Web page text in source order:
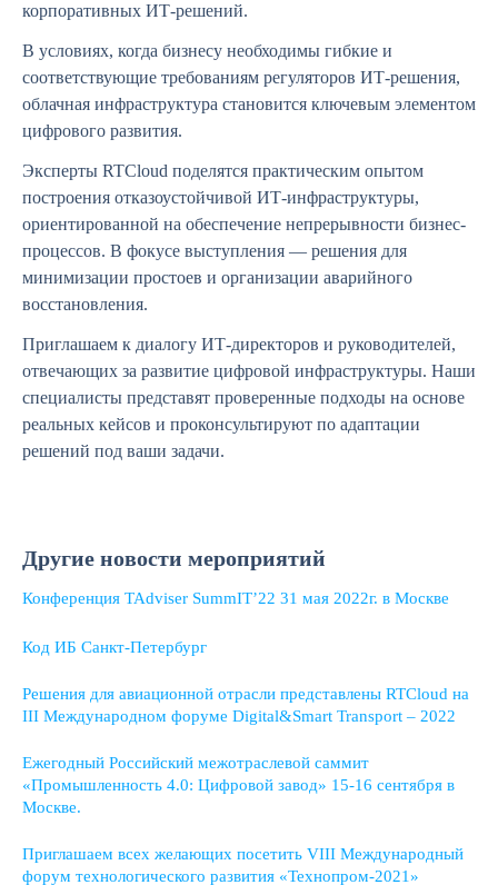
корпоративных ИТ-решений.
В условиях, когда бизнесу необходимы гибкие и
соответствующие требованиям регуляторов ИТ-решения,
облачная инфраструктура становится ключевым элементом
цифрового развития.
Эксперты RTCloud поделятся практическим опытом
построения отказоустойчивой ИТ-инфраструктуры,
ориентированной на обеспечение непрерывности бизнес-
процессов. В фокусе выступления — решения для
минимизации простоев и организации аварийного
восстановления.
Приглашаем к диалогу ИТ-директоров и руководителей,
отвечающих за развитие цифровой инфраструктуры. Наши
специалисты представят проверенные подходы на основе
реальных кейсов и проконсультируют по адаптации
решений под ваши задачи.
Другие новости мероприятий
Конференция TAdviser SummIT’22 31 мая 2022г. в Москве
Код ИБ Санкт-Петербург
Решения для авиационной отрасли представлены RTCloud на
III Международном форуме Digital&Smart Transport – 2022
Ежегодный Российский межотраслевой саммит
«Промышленность 4.0: Цифровой завод» 15-16 сентября в
Москве.
Приглашаем всех желающих посетить VIII Международный
форум технологического развития «Технопром-2021»